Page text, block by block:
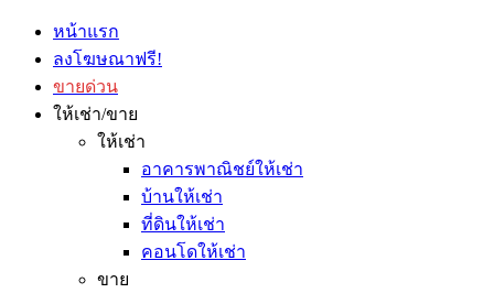
หน้าแรก
ลงโฆษณาฟรี!
ขายด่วน
ให้เช่า/ขาย
ให้เช่า
อาคารพาณิชย์ให้เช่า
บ้านให้เช่า
ที่ดินให้เช่า
คอนโดให้เช่า
ขาย